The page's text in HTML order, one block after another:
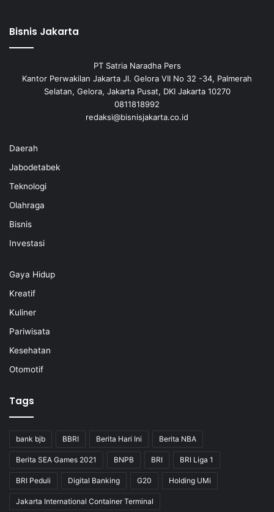
Bisnis Jakarta
PT Satria Naradha Pers
Kantor Perwakilan Jakarta Jl. Gelora VII No 32 -34, Palmerah
Selatan, Gelora, Jakarta Pusat, DKI Jakarta 10270
0811818992
redaksi@bisnisjakarta.co.id
Daerah
Jabodetabek
Teknologi
Olahraga
Bisnis
Investasi
Gaya Hidup
Kreatif
Kuliner
Pariwisata
Kesehatan
Otomotif
Tags
bank bjb BBRI Berita Hari Ini Berita NBA
Berita SEA Games 2021 BNPB BRI BRI Liga 1
BRI Peduli Digital Banking G20 Holding UMi
Jakarta International Container Terminal